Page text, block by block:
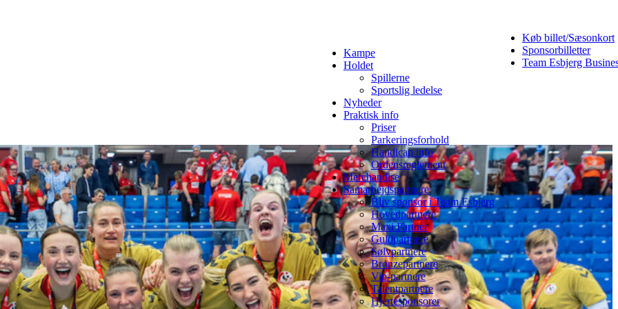
Køb billet/Sæsonkort
Sponsorbilletter
Team Esbjerg
Kampe
Holdet
Spillerne
Sportslig ledelse
Nyheder
Praktisk info
Priser
Parkeringsforhold
Handicap info
Ordensreglement
Merchandise
Samarbejdspartnere
Bliv sponsor i Team Esbjerg
Hovedpartnere
Maxi Partner
Guldpartnere
Sølvpartnere
Bronzepartnere
Vip-partnere
Talentpartnere
Hjertesponsorer